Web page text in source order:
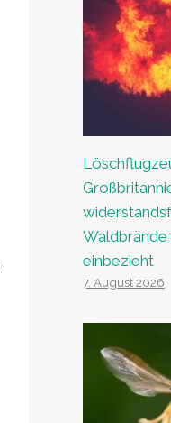
Waldbrände
einbezieht
7. August 2026